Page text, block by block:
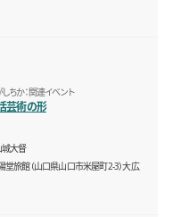
ちか：関連イベント
芸術の形
城大督
旅館（山口県山口市米屋町2-3）大広